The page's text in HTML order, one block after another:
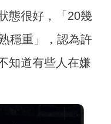
態很好，「20幾
穩重」，認為許
知道有些人在嫌